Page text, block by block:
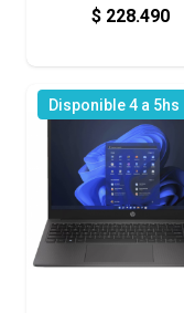
$ 228.490
Disponible 4 a 5hs